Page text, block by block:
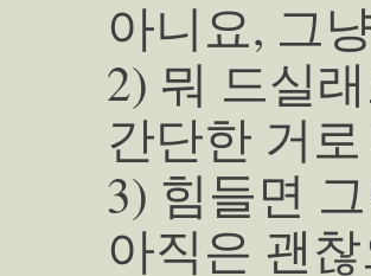
아니요, 그
2) 뭐 드실
간단한 거
3) 힘들면
아직은 괜